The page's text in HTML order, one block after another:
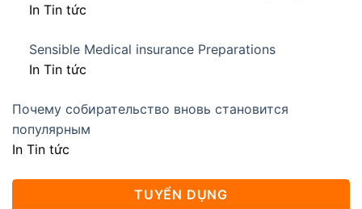
In Tin tức
Sensible Medical insurance Preparations
In Tin tức
Почему собирательство вновь становится
популярным
In Tin tức
TUYỂN DỤNG